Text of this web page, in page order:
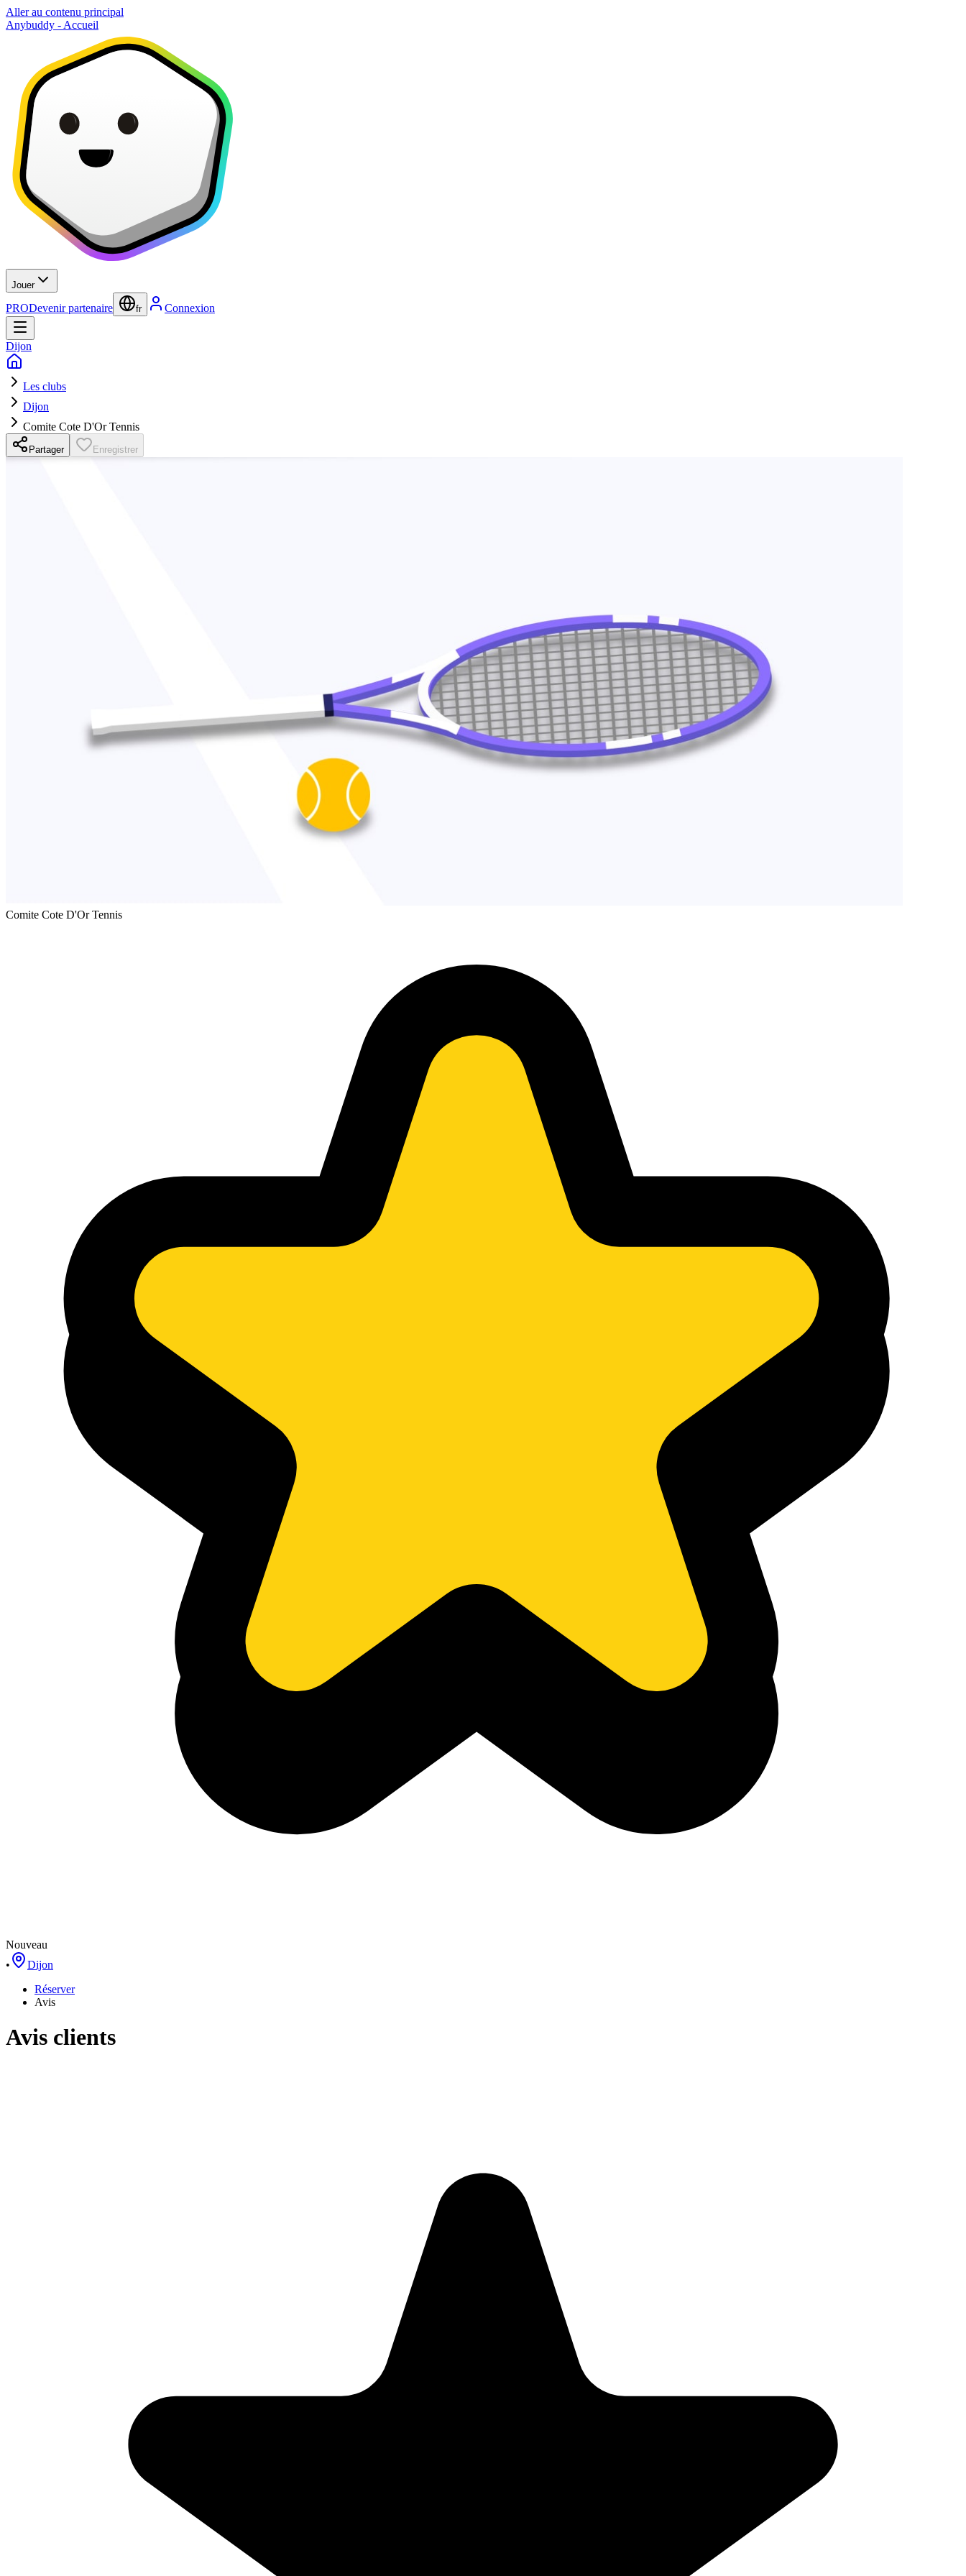
Aller au contenu principal
Anybuddy - Accueil
Jouer
PRODevenir partenaire fr Connexion
Dijon
Les clubs
Dijon
Comite Cote D'Or Tennis
Partager Enregistrer
Comite Cote D'Or Tennis
Nouveau
•
Dijon
Réserver
Avis
Avis clients